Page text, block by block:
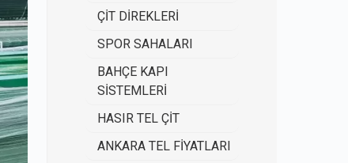
ÇİT DİREKLERİ
SPOR SAHALARI
BAHÇE KAPI
SİSTEMLERİ
HASIR TEL ÇİT
ANKARA TEL FİYATLARI